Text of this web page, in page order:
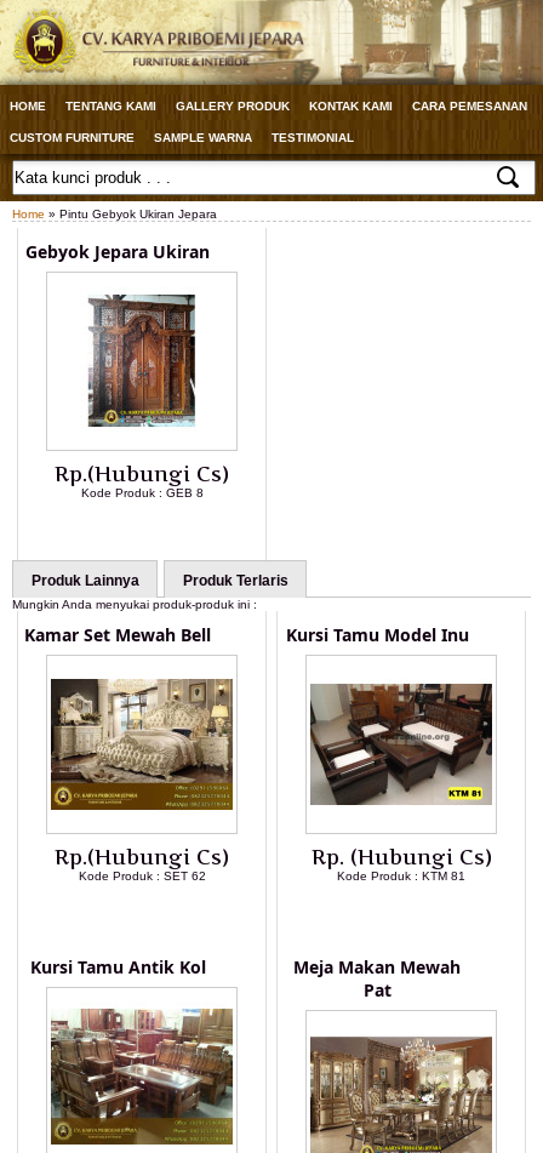
HOME TENTANG KAMI GALLERY PRODUK KONTAK KAMI CARA PEMESANAN
CUSTOM FURNITURE SAMPLE WARNA TESTIMONIAL
Home » Pintu Gebyok Ukiran Jepara
Gebyok Jepara Ukiran
Rp.(Hubungi Cs)
Kode Produk : GEB 8
Produk Lainnya Produk Terlaris
Mungkin Anda menyukai produk-produk ini :
Kamar Set Mewah Bell
Rp.(Hubungi Cs)
Kode Produk : SET 62
Kursi Tamu Model Inu
Rp. (Hubungi Cs)
Kode Produk : KTM 81
Kursi Tamu Antik Kol
Meja Makan Mewah
Pat